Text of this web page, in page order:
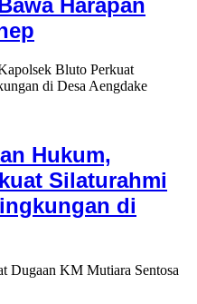
Hukum,
Silaturahmi
di